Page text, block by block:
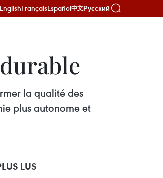
EnglishFrançaisEspañol中文Русский
la qualité des
plus autonome et
LUS